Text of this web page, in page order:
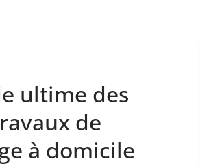
ultime des
de
à domicile